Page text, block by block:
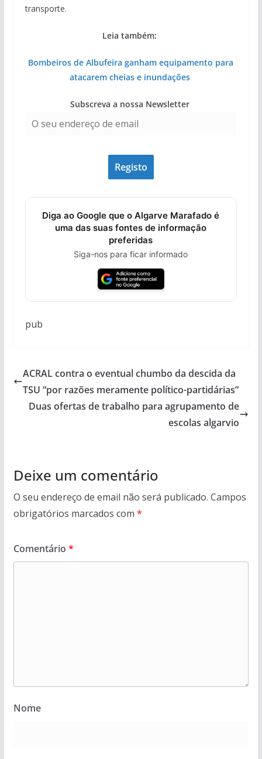
transporte.
Leia também:
Bombeiros de Albufeira ganham equipamento para
atacarem cheias e inundações
Subscreva a nossa Newsletter
Diga ao Google que o Algarve Marafado é
uma das suas fontes de informação
preferidas
Siga-nos para ficar informado
pub
ACRAL contra o eventual chumbo da descida da
TSU “por razões meramente político-partidárias”
Duas ofertas de trabalho para agrupamento de
escolas algarvio
Deixe um comentário
O seu endereço de email não será publicado. Campos
obrigatórios marcados com *
Comentário *
Nome